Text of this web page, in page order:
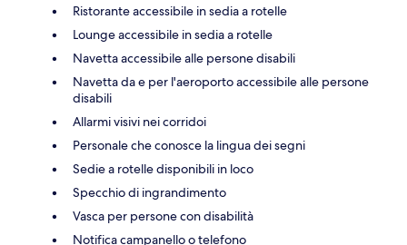
Ristorante accessibile in sedia a rotelle
Lounge accessibile in sedia a rotelle
Navetta accessibile alle persone disabili
Navetta da e per l'aeroporto accessibile alle persone
disabili
Allarmi visivi nei corridoi
Personale che conosce la lingua dei segni
Sedie a rotelle disponibili in loco
Specchio di ingrandimento
Vasca per persone con disabilità
Notifica campanello o telefono